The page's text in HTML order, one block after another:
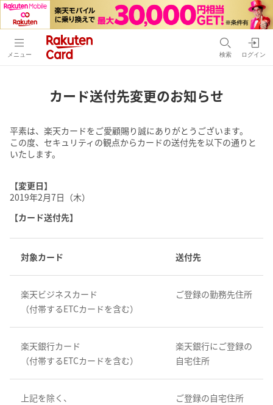
メニュー 検索 ログイン
カード送付先変更のお知らせ
平素は、楽天カードをご愛顧賜り誠にありがとうございます。
この度、セキュリティの観点からカードの送付先を以下の通りと
いたします。
【変更日】
2019年2月7日（木）
【カード送付先】
対象カード 送付先
楽天ビジネスカード
（付帯するETCカードを含む）
ご登録の勤務先住所
楽天銀行カード
（付帯するETCカードを含む）
楽天銀行にご登録の
自宅住所
上記を除く、
ご登録の自宅住所